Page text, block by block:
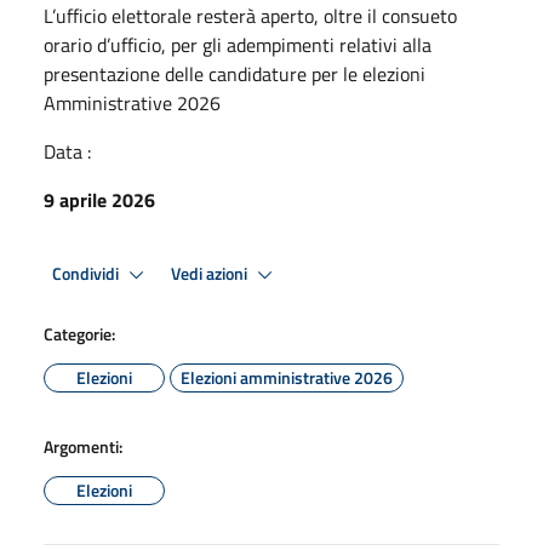
L’ufficio elettorale resterà aperto, oltre il consueto
orario d’ufficio, per gli adempimenti relativi alla
presentazione delle candidature per le elezioni
Amministrative 2026
Data :
9 aprile 2026
Condividi Vedi azioni
Categorie:
Elezioni
Elezioni amministrative 2026
Argomenti:
Elezioni